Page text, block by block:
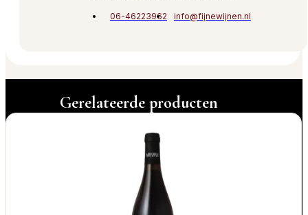
06-46223962 info@fijnewijnen.nl
Gerelateerde producten